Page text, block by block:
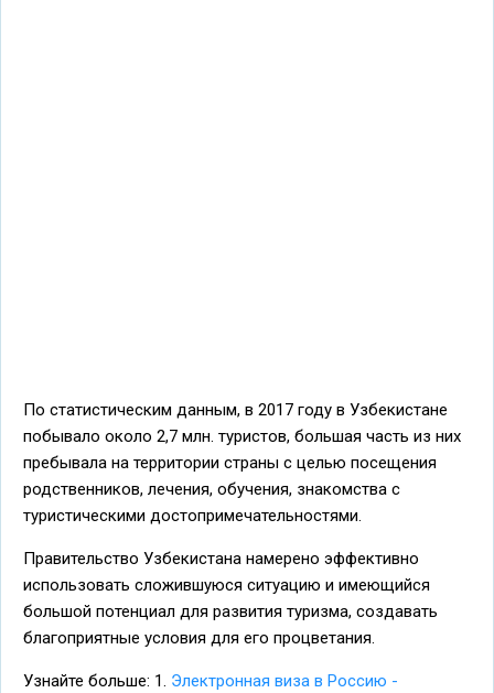
По статистическим данным, в 2017 году в Узбекистане
побывало около 2,7 млн. туристов, большая часть из них
пребывала на территории страны с целью посещения
родственников, лечения, обучения, знакомства с
туристическими достопримечательностями.
Правительство Узбекистана намерено эффективно
использовать сложившуюся ситуацию и имеющийся
большой потенциал для развития туризма, создавать
благоприятные условия для его процветания.
Узнайте больше: 1. Электронная виза в Россию -